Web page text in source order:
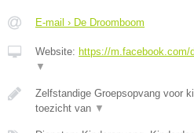
E-mail › De Droomboom
Website: https://m.facebook.com/
▼
Zelfstandige Groepsopvang voor
toezicht van ▼